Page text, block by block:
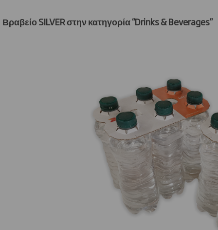
ΒραβείοSILVERστην κατηγορία “Drinks&Beverages”